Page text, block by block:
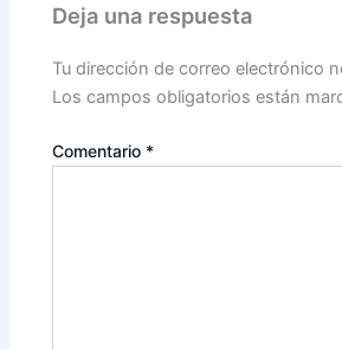
Deja una respuesta
Tu dirección de correo electrónico
Los campos obligatorios están
Comentario *